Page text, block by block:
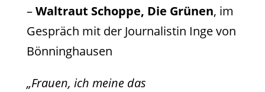
–Waltraut Schoppe, Die Grünen, im
Gespräch mit der Journalistin Inge von
Bönninghausen
„Frauen, ich meine das